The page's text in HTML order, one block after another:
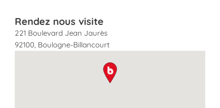
Rendez nous visite
221 Boulevard Jean Jaurès
92100, Boulogne-Billancourt
map pin